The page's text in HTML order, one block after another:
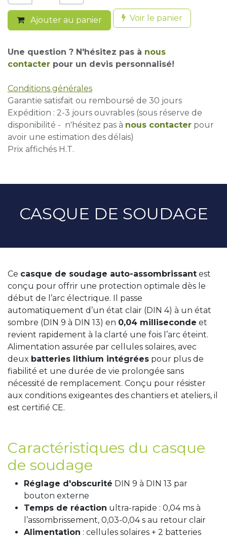
Ajouter au panier Voir le panier
Une question ? N'hésitez pas à nous
contacter pour un devis personnalisé!
Conditions générales
Garantie satisfait ou remboursé de 30 jours
Expédition : 2-3 jours ouvrables (sous réserve de
disponibilité - n'hésitez pas à nous contacter pour
avoir une estimation des délais)
Prix affichés H.T.
CASQUE DE SOUDAGE
Ce casque de soudage auto-assombrissant est
conçu pour offrir une protection optimale dès le
début de l’arc électrique. Il passe
automatiquement d’un état clair (DIN 4) à un état
sombre (DIN 9 à DIN 13) en 0,04 milliseconde et
revient rapidement à la clarté une fois l’arc éteint.
Alimentation assurée par cellules solaires, avec
deux batteries lithium intégrées pour plus de
fiabilité et une durée de vie prolongée sans
nécessité de remplacement. Conçu pour résister
aux conditions exigeantes des chantiers et ateliers, il
est certifié CE.
Caractéristiques du casque
de soudage
Réglage d'obscurité DIN 9 à DIN 13 par
bouton externe
Temps de réaction ultra-rapide : 0,04 ms à
l’assombrissement, 0,03-0,04 s au retour clair
Alimentation : cellules solaires + 2 batteries